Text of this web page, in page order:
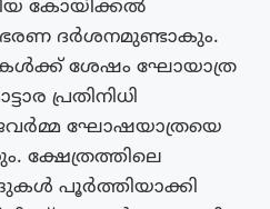
കോയിക്കൽ
ദർശനമുണ്ടാകും.
ശേഷം ഘോയാത്ര
പ്രതിനിധി
ഘോഷയാത്രയെ
ക്ഷേത്രത്തി​ലെ
പൂർത്തി​യാക്കി​